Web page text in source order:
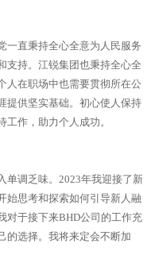
一直秉持全心全意为人民服务
支持。江锐集团也秉持全心全
人在职场中也需要贯彻所在公
提供坚实基础。初心使人保持
作，助力个人成功。
单调乏味。2023年我迎接了新
始思考和探索如何引导新人融
对于接下来BHD公司的工作充
的选择。我将来定会不断加